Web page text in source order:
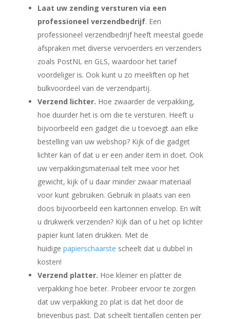
Laat uw zending versturen via een
professioneel verzendbedrijf. Een
professioneel verzendbedrijf heeft meestal goede
afspraken met diverse vervoerders en verzenders
zoals PostNL en GLS, waardoor het tarief
voordeliger is. Ook kunt u zo meeliften op het
bulkvoordeel van de verzendpartij.
Verzend lichter. Hoe zwaarder de verpakking,
hoe duurder het is om die te versturen. Heeft u
bijvoorbeeld een gadget die u toevoegt aan elke
bestelling van uw webshop? Kijk of die gadget
lichter kan of dat u er een ander item in doet. Ook
uw verpakkingsmateriaal telt mee voor het
gewicht, kijk of u daar minder zwaar materiaal
voor kunt gebruiken. Gebruik in plaats van een
doos bijvoorbeeld een kartonnen envelop. En wilt
u drukwerk verzenden? Kijk dan of u het op lichter
papier kunt laten drukken. Met de
huidige papierschaarste scheelt dat u dubbel in
kosten!
Verzend platter. Hoe kleiner en platter de
verpakking hoe beter. Probeer ervoor te zorgen
dat uw verpakking zo plat is dat het door de
brievenbus past. Dat scheelt tientallen centen per